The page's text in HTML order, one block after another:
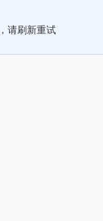
请刷新重试